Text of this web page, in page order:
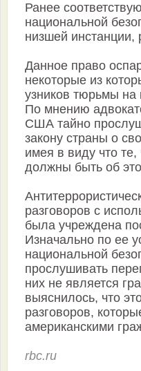
Ранее
национальной
низшей инстанции,
Данное право
некоторые из
узников тюрьмы на
По мнению
США тайно
закону страны о
имея в виду что
должны быть об
разговоров с
была учреждена
Изначально по ее
национальной
прослушивать
них не является
выяснилось, что
разговоров,
американскими
rbc.ru